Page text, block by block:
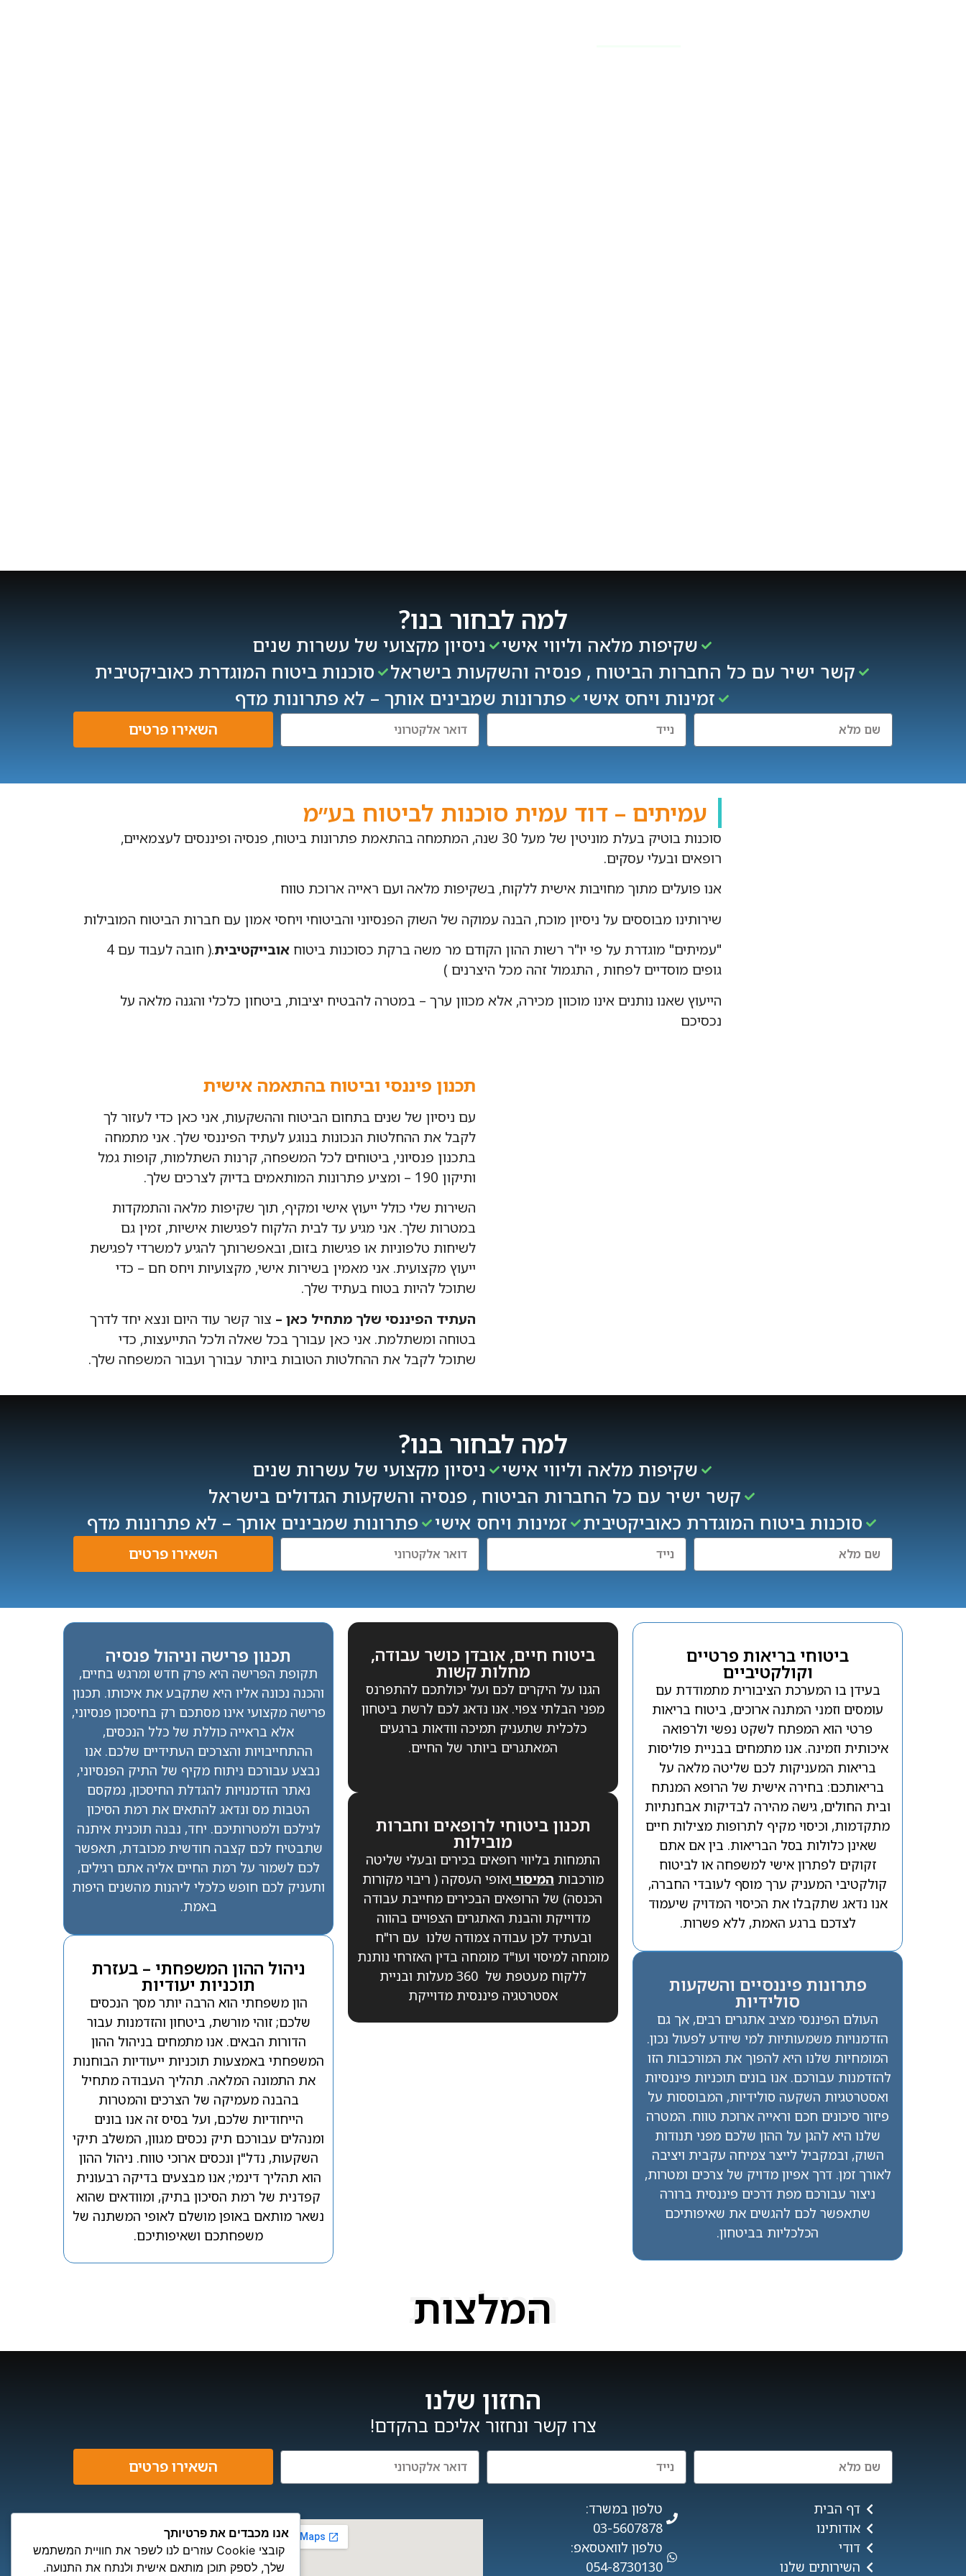
למה לבחור בנו?
שקיפות מלאה וליווי אישי
ניסיון מקצועי של עשרות שנים
קשר ישיר עם כל החברות הביטוח , פנסיה והשקעות בישראל
סוכנות ביטוח המוגדרת כאוביקטיבית
זמינות ויחס אישי
פתרונות שמבינים אותך – לא פתרונות מדף
השאירו פרטים
עמיתים – דוד עמית סוכנות לביטוח בע״מ
סוכנות בוטיק בעלת מוניטין של מעל 30 שנה, המתמחה בהתאמת פתרונות ביטוח, פנסיה ופיננסים לעצמאיים,
רופאים ובעלי עסקים.
אנו פועלים מתוך מחויבות אישית ללקוח, בשקיפות מלאה ועם ראייה ארוכת טווח
שירותינו מבוססים על ניסיון מוכח, הבנה עמוקה של השוק הפנסיוני והביטוחי ויחסי אמון עם חברות הביטוח המובילות
"עמיתים" מוגדרת על פי יו"ר רשות ההון הקודם מר משה ברקת כסוכנות ביטוח אובייקטיבית
.( חובה לעבוד עם 4
גופים מוסדיים לפחות , התגמול זהה מכל היצרנים )
הייעוץ שאנו נותנים אינו מוכוון מכירה, אלא מכוון ערך – במטרה להבטיח יציבות, ביטחון כלכלי והגנה מלאה על
נכסיכם
תכנון פיננסי וביטוח בהתאמה אישית
עם ניסיון של שנים בתחום הביטוח וההשקעות, אני כאן כדי לעזור לך
לקבל את ההחלטות הנכונות בנוגע לעתיד הפיננסי שלך. אני מתמחה
בתכנון פנסיוני, ביטוחים לכל המשפחה, קרנות השתלמות, קופות גמל
ותיקון 190 – ומציע פתרונות המותאמים בדיוק לצרכים שלך.
השירות שלי כולל ייעוץ אישי ומקיף, תוך שקיפות מלאה והתמקדות
במטרות שלך. אני מגיע עד לבית הלקוח לפגישות אישיות, זמין גם
לשיחות טלפוניות או פגישות בזום, ובאפשרותך להגיע למשרדי לפגישת
ייעוץ מקצועית. אני מאמין בשירות אישי, מקצועיות ויחס חם – כדי
שתוכל להיות בטוח בעתיד שלך.
העתיד הפיננסי שלך מתחיל כאן – צור קשר עוד היום ונצא יחד לדרך
בטוחה ומשתלמת. אני כאן עבורך בכל שאלה ולכל התייעצות, כדי
שתוכל לקבל את ההחלטות הטובות ביותר עבורך ועבור המשפחה שלך.
למה לבחור בנו?
שקיפות מלאה וליווי אישי
ניסיון מקצועי של עשרות שנים
קשר ישיר עם כל החברות הביטוח , פנסיה והשקעות הגדולים בישראל
סוכנות ביטוח המוגדרת כאוביקטיבית
זמינות ויחס אישי פתרונות שמבינים אותך – לא פתרונות מדף
השאירו פרטים
ביטוחי בריאות פרטיים
וקולקטיביים
בעידן בו המערכת הציבורית מתמודדת עם
עומסים וזמני המתנה ארוכים, ביטוח בריאות
פרטי הוא המפתח לשקט נפשי ולרפואה
איכותית וזמינה. אנו מתמחים בבניית פוליסות
בריאות המעניקות לכם שליטה מלאה על
בריאותכם: בחירה אישית של הרופא המנתח
ובית החולים, גישה מהירה לבדיקות אבחנתיות
מתקדמות, וכיסוי מקיף לתרופות מצילות חיים
שאינן כלולות בסל הבריאות. בין אם אתם
זקוקים לפתרון אישי למשפחה או לביטוח
קולקטיבי המעניק ערך מוסף לעובדי החברה,
אנו נדאג שתקבלו את הכיסוי המדויק שיעמוד
לצדכם ברגע האמת, ללא פשרות.
פתרונות פיננסיים והשקעות
סולידיות
העולם הפיננסי מציב אתגרים רבים, אך גם
הזדמנויות משמעותיות למי שיודע לפעול נכון.
המומחיות שלנו היא להפוך את המורכבות הזו
להזדמנות עבורכם. אנו בונים תוכניות פיננסיות
ואסטרטגיות השקעה סולידיות, המבוססות על
פיזור סיכונים חכם וראייה ארוכת טווח. המטרה
שלנו היא להגן על ההון שלכם מפני תנודות
השוק, ובמקביל לייצר צמיחה עקבית ויציבה
לאורך זמן. דרך אפיון מדויק של צרכים ומטרות,
ניצור עבורכם מפת דרכים פיננסית ברורה
שתאפשר לכם להגשים את שאיפותיכם
הכלכליות בביטחון.
ביטוח חיים, אובדן כושר עבודה,
מחלות קשות
הגנו על היקרים לכם ועל יכולתכם להתפרנס
מפני הבלתי צפוי. אנו נדאג לכם לרשת ביטחון
כלכלית שתעניק תמיכה וודאות ברגעים
המאתגרים ביותר של החיים.
תכנון ביטוחי לרופאים וחברות
מובילות
התמחות בליווי רופאים בכירים ובעלי שליטה
מורכבות המיסוי ואופי העסקה ( ריבוי מקורות
הכנסה) של הרופאים הבכירים מחייבת עבודה
מדוייקת והבנת האתגרים הצפויים בהווה
ובעתיד לכן עבודה צמודה שלנו עם רו"ח
מומחה למיסוי ועו"ד מומחה בדין האזרחי נותנת
ללקוח מעטפת של 360 מעלות ובניית
אסטרטגיה פיננסית מדוייקת
תכנון פרישה וניהול פנסיה
תקופת הפרישה היא פרק חדש ומרגש בחיים,
והכנה נכונה אליו היא שתקבע את איכותו. תכנון
פרישה מקצועי אינו מסתכם רק בחיסכון פנסיוני,
אלא בראייה כוללת של כלל הנכסים,
ההתחייבויות והצרכים העתידיים שלכם. אנו
נבצע עבורכם ניתוח מקיף של התיק הפנסיוני,
נאתר הזדמנויות להגדלת החיסכון, נמקסם
הטבות מס ונדאג להתאים את רמת הסיכון
לגילכם ולמטרותיכם. יחד, נבנה תוכנית איתנה
שתבטיח לכם קצבה חודשית מכובדת, תאפשר
לכם לשמור על רמת החיים אליה אתם רגילים,
ותעניק לכם חופש כלכלי ליהנות מהשנים היפות
באמת.
ניהול ההון המשפחתי – בעזרת
תוכניות יעודיות
הון משפחתי הוא הרבה יותר מסך הנכסים
שלכם; זוהי מורשת, ביטחון והזדמנות עבור
הדורות הבאים. אנו מתמחים בניהול ההון
המשפחתי באמצעות תוכניות ייעודיות הבוחנות
את התמונה המלאה. תהליך העבודה מתחיל
בהבנה מעמיקה של הצרכים והמטרות
הייחודיות שלכם, ועל בסיס זה אנו בונים
ומנהלים עבורכם תיק נכסים מגוון, המשלב תיקי
השקעות, נדל"ן ונכסים ארוכי טווח. ניהול ההון
הוא תהליך דינמי; אנו מבצעים בדיקה רבעונית
קפדנית של רמת הסיכון בתיק, ומוודאים שהוא
נשאר מותאם באופן מושלם לאופי המשתנה של
משפחתכם ושאיפותיכם.
המלצות
המלצות
החזון שלנו
צרו קשר ונחזור אליכם בהקדם!
השאירו פרטים
דף הבית
אודותינו
דודי
השירותים שלנו
טלפון במשרד:
03-5607878
טלפון לוואטסאפ:
054-8730130
אנו מכבדים את פרטיותך
קובצי Cookie עוזרים לנו לשפר את חוויית המשתמש
שלך, לספק תוכן מותאם אישית ולנתח את התנועה.